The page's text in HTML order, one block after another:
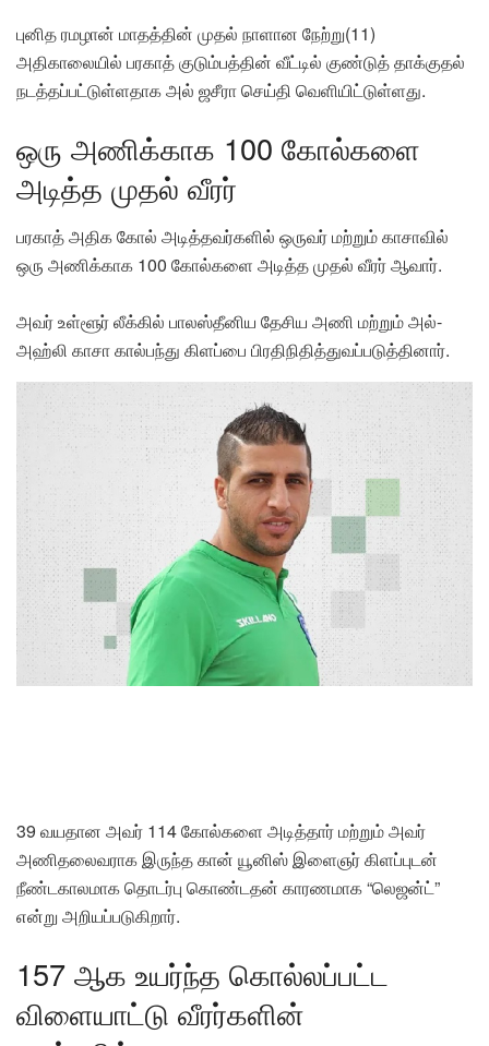
புனித ரமழான் மாதத்தின் முதல் நாளான நேற்று(11)
அதிகாலையில் பரகாத் குடும்பத்தின் வீட்டில் குண்டுத் தாக்குதல்
நடத்தப்பட்டுள்ளதாக அல் ஜசீரா செய்தி வெளியிட்டுள்ளது.
ஒரு அணிக்காக 100 கோல்களை
அடித்த முதல் வீரர்
பரகாத் அதிக கோல் அடித்தவர்களில் ஒருவர் மற்றும் காசாவில்
ஒரு அணிக்காக 100 கோல்களை அடித்த முதல் வீரர் ஆவார்.
அவர் உள்ளூர் லீக்கில் பாலஸ்தீனிய தேசிய அணி மற்றும் அல்-
அஹ்லி காசா கால்பந்து கிளப்பை பிரதிநிதித்துவப்படுத்தினார்.
39 வயதான அவர் 114 கோல்களை அடித்தார் மற்றும் அவர்
அணிதலைவராக இருந்த கான் யூனிஸ் இளைஞர் கிளப்புடன்
நீண்டகாலமாக தொடர்பு கொண்டதன் காரணமாக “லெஜன்ட்”
என்று அறியப்படுகிறார்.
157 ஆக உயர்ந்த கொல்லப்பட்ட
விளையாட்டு வீரர்களின்